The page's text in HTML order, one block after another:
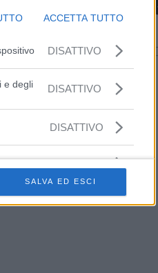
ACCETTA TUTTO
DISATTIVO
e degli
DISATTIVO
DISATTIVO
SALVA ED ESCI
________________